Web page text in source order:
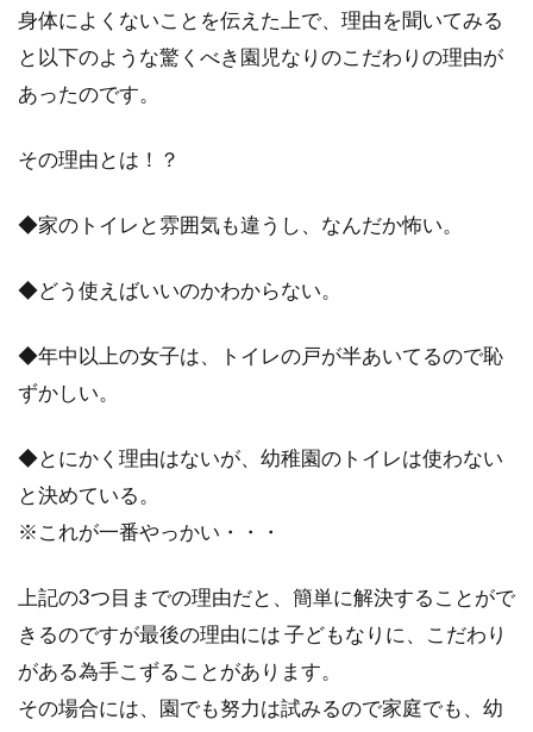
保育園からトイレットペーパーの寄
付のお願いが！これって？
幼稚園と小学校のママ友事情の違
保育園でおもちゃの取り合いをして
保育園に行くとお友達とおもちゃの取り合いを
してしまうというお子さんもいます。「どうし
て仲良く出来ない...
身体によくないことを伝えた上で、理由を聞いてみる
と以下のような驚くべき園児なりのこだわりの理由が
あったのです。
その理由とは！？
◆家のトイレと雰囲気も違うし、なんだか怖い。
◆どう使えばいいのかわからない。
◆年中以上の女子は、トイレの戸が半あいてるので恥
ずかしい。
◆とにかく理由はないが、幼稚園のトイレは使わない
と決めている。
※これが一番やっかい・・・
上記の3つ目までの理由だと、簡単に解決することがで
きるのですが最後の理由には 子どもなりに、こだわり
がある為手こずることがあります。
その場合には、園でも努力は試みるので家庭でも、幼